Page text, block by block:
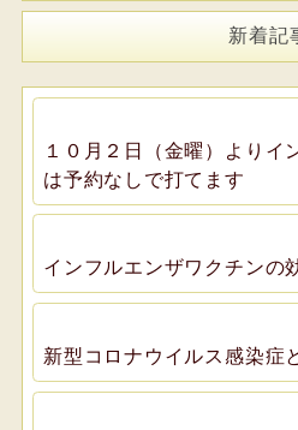
新着記
１０月２日（金曜）よりイ
は予約なしで打てます
インフルエンザワクチンの
新型コロナウイルス感染症